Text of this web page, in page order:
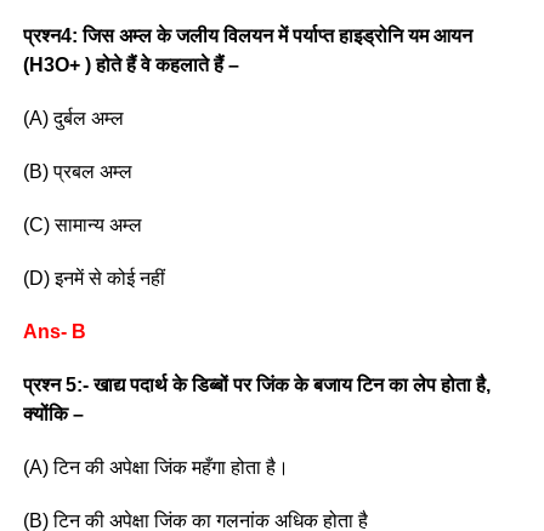
प्रश्न4: जिस अम्ल के जलीय विलयन में पर्याप्त हाइड्रोनि यम आयन
(H3O+ ) होते हैं वे कहलाते हैं –
(A) दुर्बल अम्ल
(B) प्रबल अम्ल
(C) सामान्य अम्ल
(D) इनमें से कोई नहीं
Ans- B
प्रश्न 5:- खाद्य पदार्थ के डिब्बों पर जिंक के बजाय टिन का लेप होता है,
क्योंकि –
(A) टिन की अपेक्षा जिंक महँगा होता है।
(B) टिन की अपेक्षा जिंक का गलनांक अधिक होता है